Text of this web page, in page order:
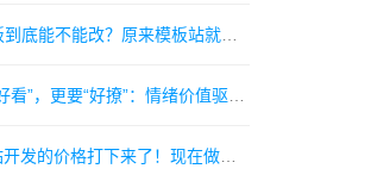
网站模板到底能不能改？原来模板站就是现成的定制站！
不仅要“好看”，更要“好撩”：情绪价值驱动的网页设计新趋势
AI把网站开发的价格打下来了！现在做个官网只要一顿火锅钱？